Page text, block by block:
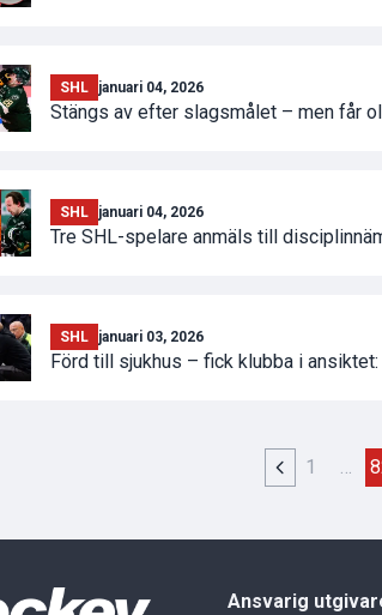
SHL januari 04, 2026
Stängs av efter slagsmålet – men får
SHL januari 04, 2026
Tre SHL-spelare anmäls till
SHL januari 03, 2026
Förd till sjukhus – fick klubba i ansiktet:
1 …
Ansvarig